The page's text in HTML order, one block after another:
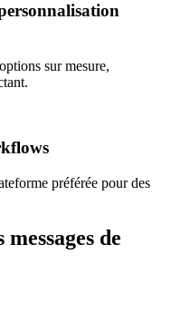
sur mesure,
préférée pour des
de